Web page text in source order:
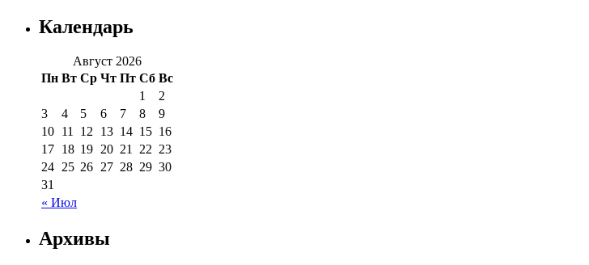
Календарь
Август 2026
Пн Вт Ср Чт Пт Сб Вс
« Июл
1
2
3
4 5 6 7 8
9
10 11 12 13 14 15 16
17 18 19 20 21 22 23
24 25 26 27 28 29 30
31
Архивы